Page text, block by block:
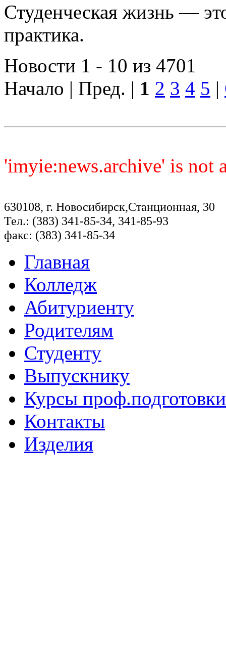
Студенческая жизнь —
практика.
Новости 1 - 10 из 4701
Начало | Пред. | 1 2 3 4 5 |
'imyie:news.archive' is not
630108, г. Новосибирск,Станционная, 30
Тел.: (383) 341-85-34, 341-85-93
факс: (383) 341-85-34
Главная
Колледж
Абитуриенту
Родителям
Студенту
Выпускнику
Курсы проф.подготовки
Контакты
Изделия